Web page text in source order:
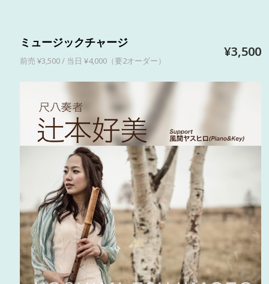
ミュージックチャージ
前売 ¥3,500 / 当日 ¥4,000（要2オーダー）
¥3,500